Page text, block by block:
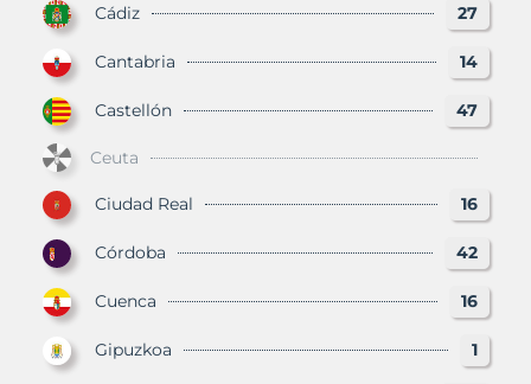
Cádiz 27
Cantabria 14
Castellón 47
Ceuta
Ciudad Real 16
Córdoba 42
Cuenca 16
Gipuzkoa 1